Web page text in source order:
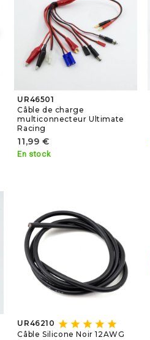
UR46501
Câble de charge
multiconnecteur Ultimate
Racing
11,99 €
En stock
UR46210 star star star star star
Câble Silicone Noir 12AWG